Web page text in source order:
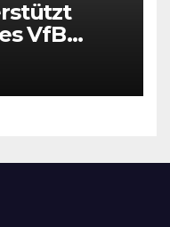
VfB
Trikots